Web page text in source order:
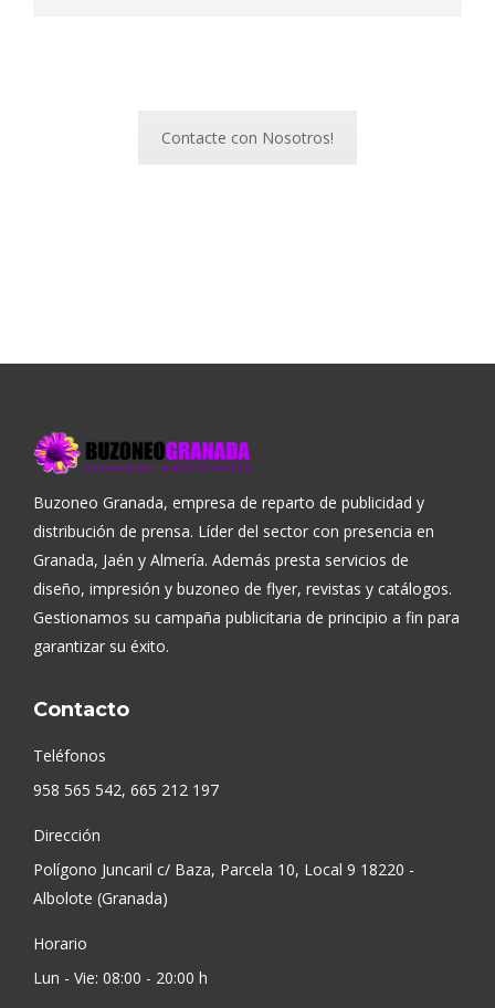
Contacte con Nosotros!
Buzoneo Granada, empresa de reparto de publicidad y
distribución de prensa. Líder del sector con presencia en
Granada, Jaén y Almería. Además presta servicios de
diseño, impresión y buzoneo de flyer, revistas y catálogos.
Gestionamos su campaña publicitaria de principio a fin para
garantizar su éxito.
Contacto
Teléfonos
958 565 542, 665 212 197
Dirección
Polígono Juncaril c/ Baza, Parcela 10, Local 9 18220 -
Albolote (Granada)
Horario
Lun - Vie: 08:00 - 20:00 h